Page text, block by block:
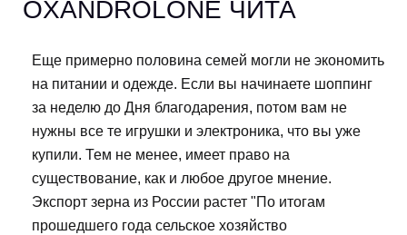
OXANDROLONE ЧИТА
Еще примерно половина семей могли не экономить
на питании и одежде. Если вы начинаете шоппинг
за неделю до Дня благодарения, потом вам не
нужны все те игрушки и электроника, что вы уже
купили. Тем не менее, имеет право на
существование, как и любое другое мнение.
Экспорт зерна из России растет "По итогам
прошедшего года сельское хозяйство